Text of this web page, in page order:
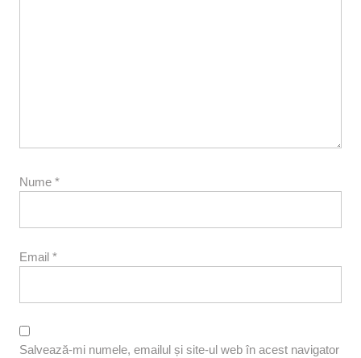
Nume *
Email *
Salvează-mi numele, emailul și site-ul web în acest navigator